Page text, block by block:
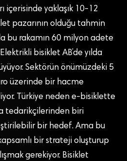
içerisinde yaklaşık 10-12
pazarının olduğu tahmin
bu rakamın 60 milyon adete
bisiklet AB’de yılda
Sektörün önümüzdeki 5
üzerinde bir hacme
Türkiye neden e-bisiklette
tedarikçilerinden biri
bir hedef. Ama bu
bir strateji oluşturup
gerekiyor. Bisiklet